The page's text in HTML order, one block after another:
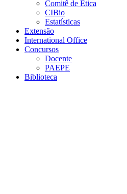
Comitê de Ética
CIBio
Estatísticas
Extensão
International Office
Concursos
Docente
PAEPE
Biblioteca